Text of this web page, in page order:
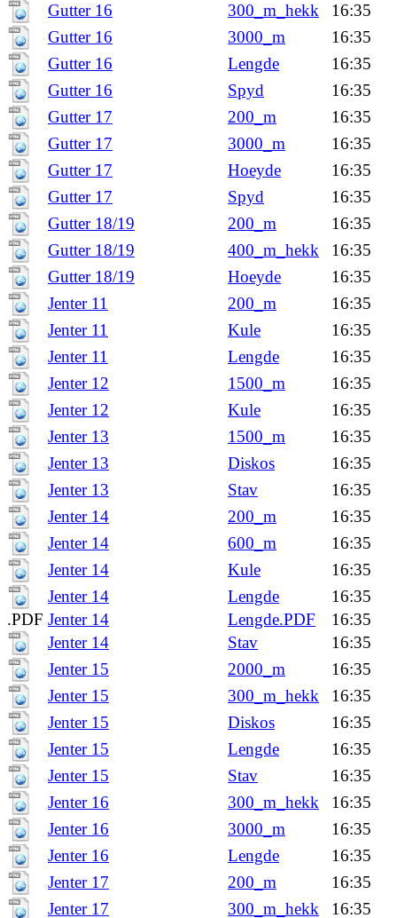
Gutter 16
300_m_hekk
16:35
Gutter 16
3000_m
16:35
Gutter 16
Lengde
16:35
Gutter 16
Spyd
16:35
Gutter 17
200_m
16:35
Gutter 17
3000_m
16:35
Gutter 17
Hoeyde
16:35
Gutter 17
Spyd
16:35
Gutter 18/19
200_m
16:35
Gutter 18/19
400_m_hekk
16:35
Gutter 18/19
Hoeyde
16:35
Jenter 11
200_m
16:35
Jenter 11
Kule
16:35
Jenter 11
Lengde
16:35
Jenter 12
1500_m
16:35
Jenter 12
Kule
16:35
Jenter 13
1500_m
16:35
Jenter 13
Diskos
16:35
Jenter 13
Stav
16:35
Jenter 14
200_m
16:35
Jenter 14
600_m
16:35
Jenter 14
Kule
16:35
Jenter 14
Lengde
16:35
.PDF Jenter 14 Lengde.PDF
16:35
Jenter 14
Stav
16:35
Jenter 15
2000_m
16:35
Jenter 15
300_m_hekk
16:35
Jenter 15
Diskos
16:35
Jenter 15
Lengde
16:35
Jenter 15
Stav
16:35
Jenter 16
300_m_hekk
16:35
Jenter 16
3000_m
16:35
Jenter 16
Lengde
16:35
Jenter 17
200_m
16:35
Jenter 17
300_m_hekk
16:35